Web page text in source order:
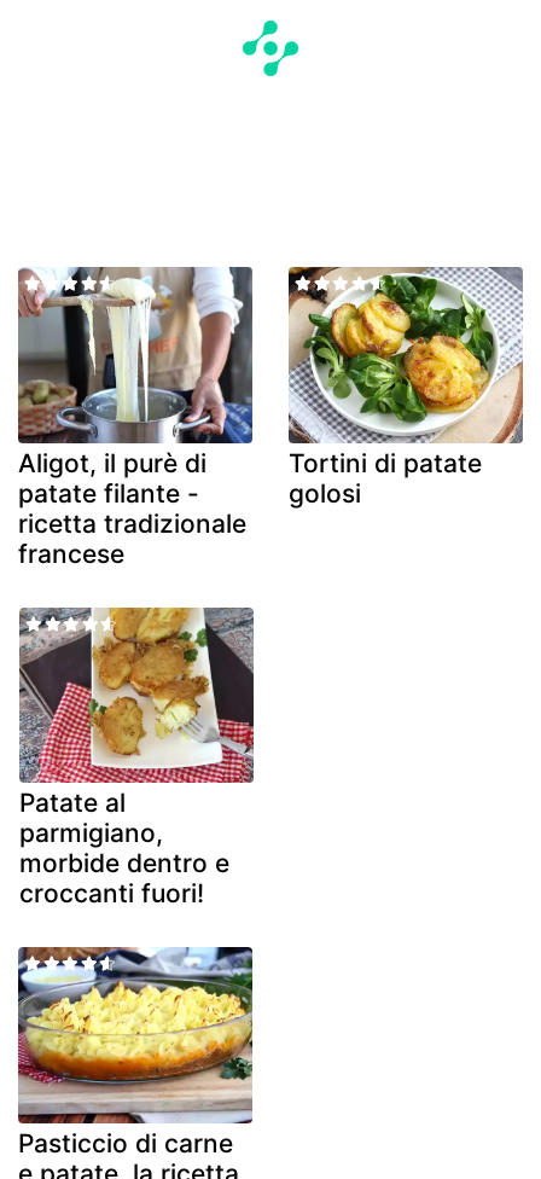
Aligot, il purè di
patate filante -
ricetta tradizionale
francese
Tortini di patate
golosi
Patate al
parmigiano,
morbide dentro e
croccanti fuori!
Pasticcio di carne